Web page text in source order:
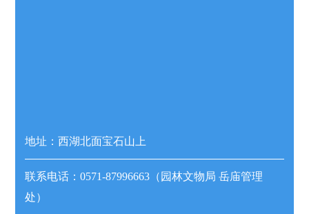
地址：西湖北面宝石山上
联系电话：0571-87996663（园林文物局 岳庙管理
处）